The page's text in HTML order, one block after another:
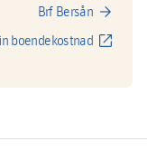
Brf Bersån arrow_forward
boendekostnad open_in_new